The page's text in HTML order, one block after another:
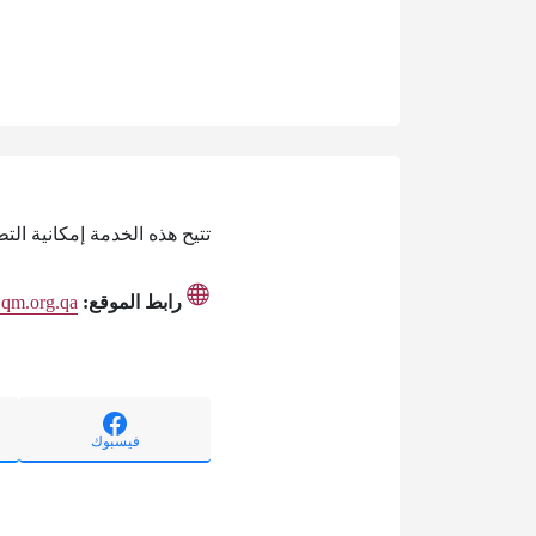
تتيح هذه الخدمة إمكانية
رابط الموقع:
فيسبوك